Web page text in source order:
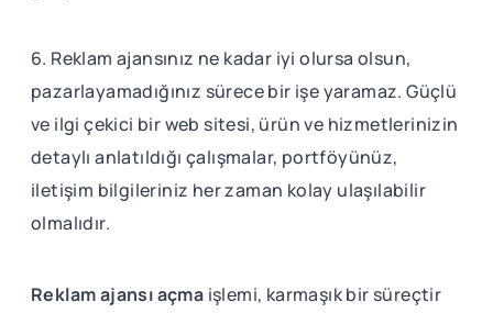
6. Reklam ajansınız ne kadar iyi olursa olsun,
pazarlayamadığınız sürece bir işe yaramaz. Güçlü
ve ilgi çekici bir web sitesi, ürün ve hizmetlerinizin
detaylı anlatıldığı çalışmalar, portföyünüz,
iletişim bilgileriniz her zaman kolay ulaşılabilir
olmalıdır.
Reklam ajansı açma işlemi, karmaşık bir süreçtir